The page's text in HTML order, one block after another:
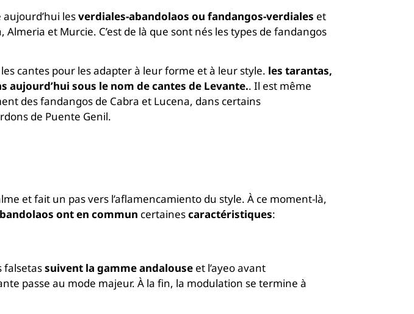
lesverdiales-abandolaos ou fandangos-verdiales et
et Murcie. C’est de là que sont nés les types de fandangos
cantes pour les adapter à leur forme et à leur style. les tarantas,
sous le nom de cantes de Levante.. Il est même
des fandangos de Cabra et Lucena, dans certains
de Puente Genil.
et fait un pas vers l’aflamencamiento du style. À ce moment-là,
ont en commun certainescaractéristiques:
falsetassuivent la gamme andalouse et l’ayeo avant
passe au mode majeur. À la fin, la modulation se termine à